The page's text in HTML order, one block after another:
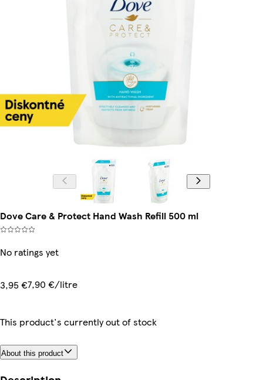
Dove Care & Protect Hand Wash Refill 500 ml
No ratings yet
3,95 €7,90 €/litre
This product's currently out of stock
About this product